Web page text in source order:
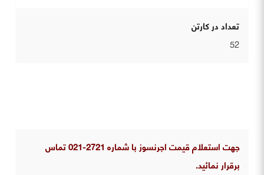
تعداد در کارتن
52
جهت استعلام قیمت اجرنسوز با شماره 2721-021 تماس
برقرار نمائید.